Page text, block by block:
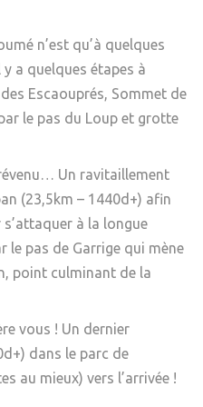
n’est qu’à quelques
a quelques étapes à
Escaouprés, Sommet de
le pas du Loup et grotte
Un ravitaillement
(23,5km – 1440d+) afin
à la longue
le pas de Garrige qui mène
point culminant de la
vous ! Un dernier
dans le parc de
au mieux) vers l’arrivée !